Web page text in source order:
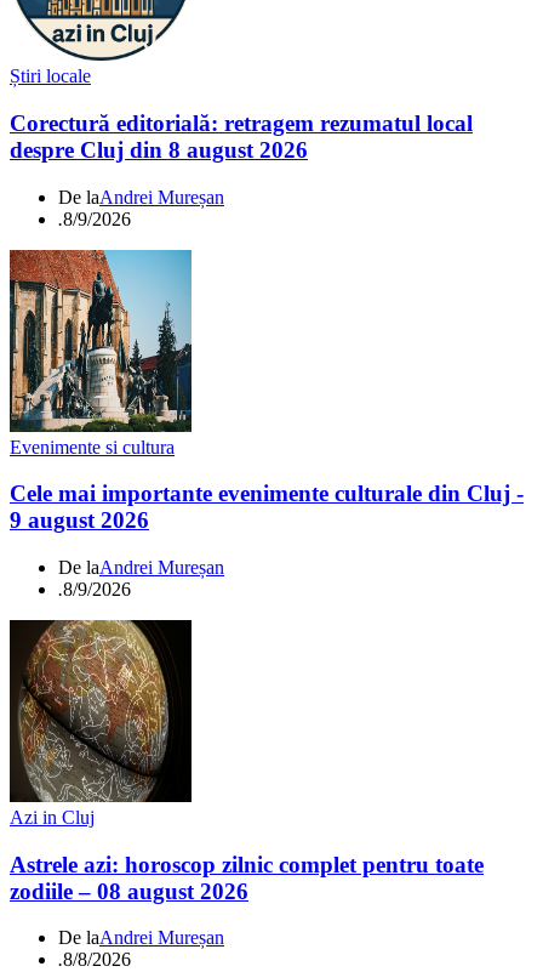
Știri locale
Corectură editorială: retragem rezumatul local
despre Cluj din 8 august 2026
De laAndrei Mureșan
.8/9/2026
Evenimente si cultura
Cele mai importante evenimente culturale din Cluj -
9 august 2026
De laAndrei Mureșan
.8/9/2026
Azi in Cluj
Astrele azi: horoscop zilnic complet pentru toate
zodiile – 08 august 2026
De laAndrei Mureșan
.8/8/2026